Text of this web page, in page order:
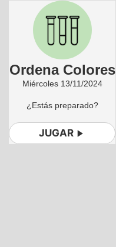
Ordena Colores
Miércoles 13/11/2024
¿Estás preparado?
JUGAR